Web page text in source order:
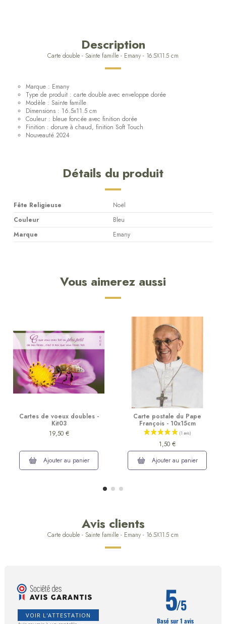
Description
Carte double - Sainte famille - Emany - 16.5X11.5 cm
Marque : Emany
Type de produit : carte double avec enveloppe dorée
Modèle : Sainte famille
Dimensions : 16.5x11.5 cm
Couleur : bleue foncée avec finition dorée
Finition : dorure à chaud, finition Soft Touch
Nouveauté 2024
Détails du produit
Fête Religieuse
Noël
Couleur
Bleu
Marque
Emany
Vous aimerez aussi
Cartes de voeux doubles -
Kit03
19,50 €
Ajouter au panier
Carte postale du Pape
François - 10x15cm
1,50 €
Ajouter au panier
Avis clients
Carte double - Sainte famille - Emany - 16.5X11.5 cm
VOIR L'ATTESTATION 5/5
Basé sur 1 avis